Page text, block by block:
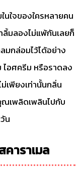
นใจของใครหลายคน
มลองไม่แพ้กันเลยก็
มกล่อมไว้ได้อย่าง
อศครีม หรือราดลง
เพียงเท่านั้นกลิ่น
เพลิดเพลินไปกับ
น
คาราเมล